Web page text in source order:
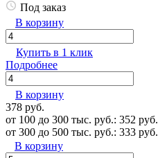
Под заказ
В корзину
Купить в 1 клик
Подробнее
В корзину
378 руб.
от 100 до 300 тыс. руб.: 352 руб.
от 300 до 500 тыс. руб.: 333 руб.
В корзину